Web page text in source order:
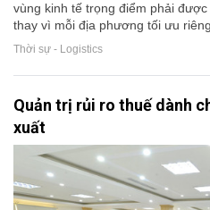
vùng kinh tế trọng điểm phải
thay vì mỗi địa phương tối ưu riêng
Thời sự - Logistics
Quản trị rủi ro thuế dành
xuất